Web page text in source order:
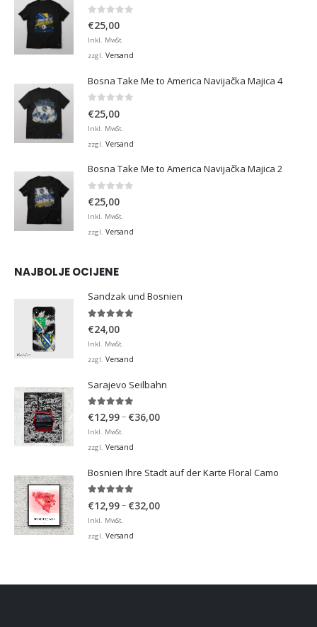
0 von 5
€25,00
Inkl. MwSt.
zzgl. Versand
Bosna Take Me to America Navijačka Majica 4
€25,00
Inkl. MwSt.
zzgl. Versand
Bosna Take Me to America Navijačka Majica 2
0 von 5
€25,00
Inkl. MwSt.
zzgl. Versand
NAJBOLJE OCIJENE
Sandzak und Bosnien
€24,00
Inkl. MwSt.
zzgl. Versand
Sarajevo Seilbahn
5.00von 5
€12,99– €36,00Preisspanne:
Inkl. MwSt.
zzgl. Versand
Bosnien Ihre Stadt auf der Karte Floral Camo
€12,99– €32,00Preisspanne:
Inkl. MwSt.
zzgl. Versand